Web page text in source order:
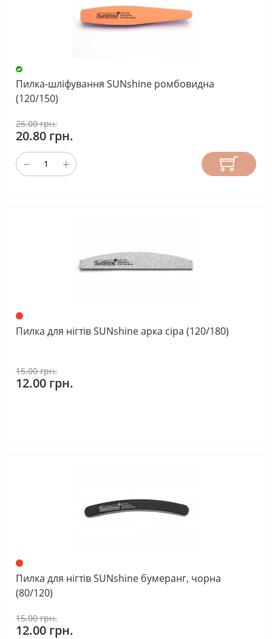
Пилка-шліфування SUNshine ромбовидна
(120/150)
26.00 грн.
20.80 грн.
Пилка для нігтів SUNshine арка сіра (120/180)
15.00 грн.
12.00 грн.
Пилка для нігтів SUNshine бумеранг, чорна
(80/120)
15.00 грн.
12.00 грн.